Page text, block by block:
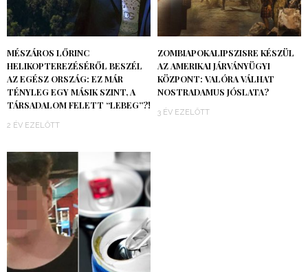
MÉSZÁROS LŐRINC
HELIKOPTEREZÉSÉRŐL BESZÉL
AZ EGÉSZ ORSZÁG: EZ MÁR
TÉNYLEG EGY MÁSIK SZINT, A
TÁRSADALOM FELETT “LEBEG”?!
2 ÉV EZELŐTT
ZOMBIAPOKALIPSZISRE KÉSZÜL
AZ AMERIKAI JÁRVÁNYÜGYI
KÖZPONT: VALÓRA VÁLHAT
NOSTRADAMUS JÓSLATA?
3 ÉV EZELŐTT